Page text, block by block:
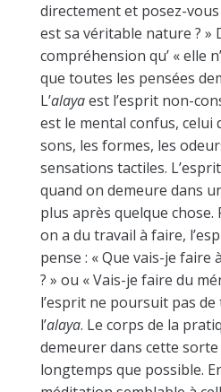
directement et posez-
est sa véritable nature ? »
compréhension qu’ « elle
que toutes les pensées
L’alayaest l’esprit non-
est le mental confus, celui
sons, les formes, les
sensations tactiles.
quand on demeure dans
plus après quelque chose.
on a du travail à faire,
pense : « Que vais-je faire
? » ou « Vais-je faire du
l’esprit ne poursuit pas de
l’alaya. Le corps de la
demeurer dans cette
longtemps que possible.